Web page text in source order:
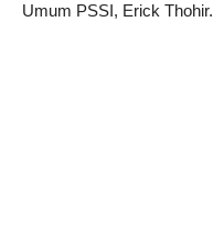
Umum PSSI, Erick Thohir.